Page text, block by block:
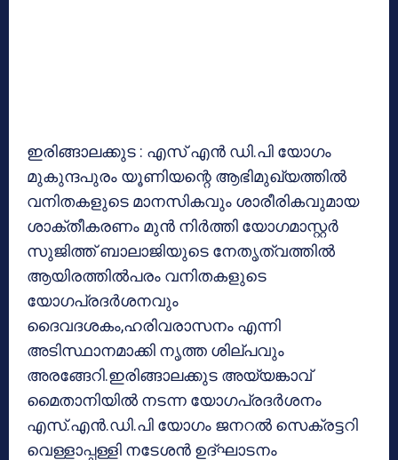
ഇരിങ്ങാലക്കുട : എസ് എന്‍ ഡി.പി യോഗം
മുകുന്ദപുരം യൂണിയന്റെ ആഭിമുഖ്യത്തില്‍
വനിതകളുടെ മാനസികവും ശാരീരികവുമായ
ശാക്തീകരണം മുന്‍ നിര്‍ത്തി യോഗമാസ്റ്റര്‍
സുജിത്ത് ബാലാജിയുടെ നേതൃത്വത്തില്‍
ആയിരത്തില്‍പരം വനിതകളുടെ
യോഗപ്രദര്‍ശനവും
ദൈവദശകം,ഹരിവരാസനം എന്നി
അടിസ്ഥാനമാക്കി നൃത്ത ശില്പവും
അരങ്ങേറി.ഇരിങ്ങാലക്കുട അയ്യങ്കാവ്
മൈതാനിയില്‍ നടന്ന യോഗപ്രദര്‍ശനം
എസ്.എന്‍.ഡി.പി യോഗം ജനറല്‍ സെക്രട്ടറി
വെള്ളാപ്പള്ളി നടേശന്‍ ഉദ്ഘാടനം